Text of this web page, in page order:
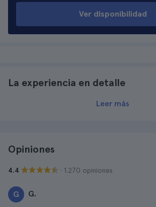
Ver disponibilidad
La experiencia en detalle
Leer más
Opiniones
4.4 · 1.270 opiniones
G G.